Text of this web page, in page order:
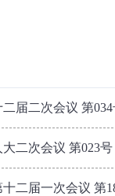
届二次会议 第
二次会议 第023
二届一次会议 第